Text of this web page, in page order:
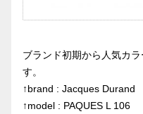
ブランド初期から人気カ
す。
↑brand : Jacques Durand
↑model : PAQUES L 106